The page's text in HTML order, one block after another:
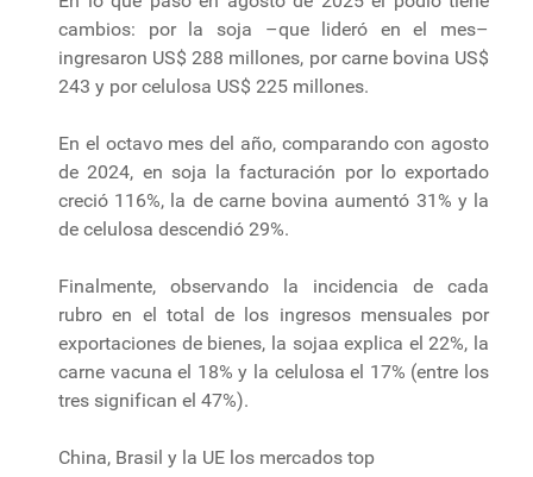
cambios: por la soja –que lideró en el mes–
ingresaron US$ 288 millones, por carne bovina US$
243 y por celulosa US$ 225 millones.
En el octavo mes del año, comparando con agosto
de 2024, en soja la facturación por lo exportado
creció 116%, la de carne bovina aumentó 31% y la
de celulosa descendió 29%.
Finalmente, observando la incidencia de cada
rubro en el total de los ingresos mensuales por
exportaciones de bienes, la sojaa explica el 22%, la
carne vacuna el 18% y la celulosa el 17% (entre los
tres significan el 47%).
China, Brasil y la UE los mercados top